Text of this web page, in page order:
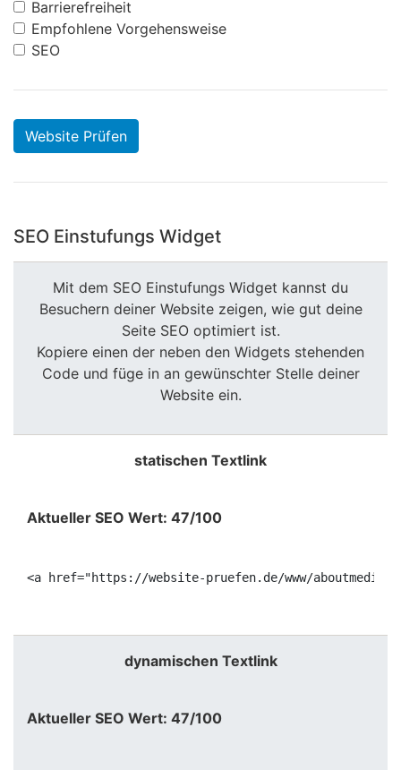
Barrierefreiheit
Empfohlene Vorgehensweise
SEO
Website Prüfen
SEO Einstufungs Widget
Mit dem SEO Einstufungs Widget kannst du
Besuchern deiner Website zeigen, wie gut deine
Seite SEO optimiert ist.
Kopiere einen der neben den Widgets stehenden
Code und füge in an gewünschter Stelle deiner
Website ein.
statischen Textlink
Aktueller SEO Wert: 47/100
<a href="https://website-pruefen.de/www/
dynamischen Textlink
Aktueller SEO Wert: 47/100